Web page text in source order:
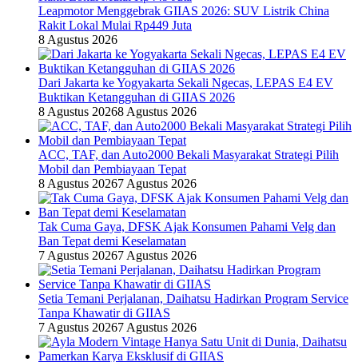
Leapmotor Menggebrak GIIAS 2026: SUV Listrik China
Rakit Lokal Mulai Rp449 Juta
8 Agustus 2026
Dari Jakarta ke Yogyakarta Sekali Ngecas, LEPAS E4 EV
Buktikan Ketangguhan di GIIAS 2026
8 Agustus 20268 Agustus 2026
ACC, TAF, dan Auto2000 Bekali Masyarakat Strategi Pilih
Mobil dan Pembiayaan Tepat
8 Agustus 20267 Agustus 2026
Tak Cuma Gaya, DFSK Ajak Konsumen Pahami Velg dan
Ban Tepat demi Keselamatan
7 Agustus 20267 Agustus 2026
Setia Temani Perjalanan, Daihatsu Hadirkan Program Service
Tanpa Khawatir di GIIAS
7 Agustus 20267 Agustus 2026